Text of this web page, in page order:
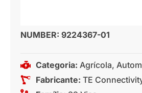
NUMBER: 9224367-01
Categoria: Agrícola,
Fabricante: TE